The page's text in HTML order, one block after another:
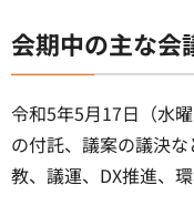
会期中の主な会
令和5年5月17日（水
の付託、議案の議決
教、議運、DX推進、